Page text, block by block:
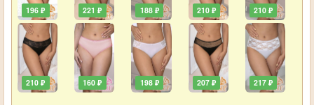
196 ₽
210 ₽
221 ₽
160 ₽
188 ₽
198 ₽
210 ₽
207 ₽
210 ₽
217 ₽